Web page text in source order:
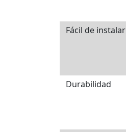
Fácil de instalar
Durabilidad